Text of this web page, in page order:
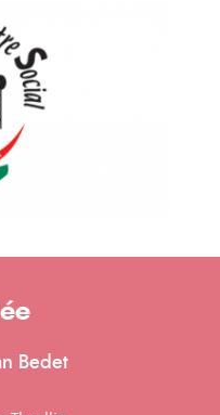
Bedet